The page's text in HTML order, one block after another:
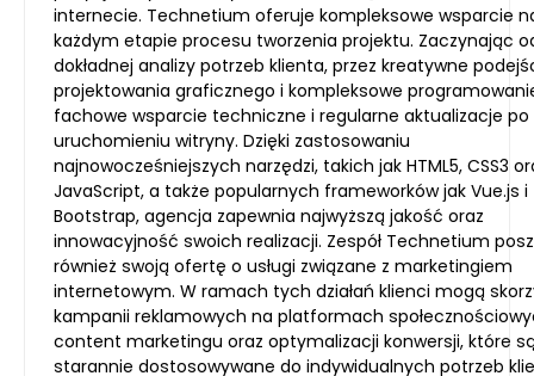
internecie. Technetium oferuje kompleksowe wsparcie
każdym etapie procesu tworzenia projektu. Zaczynając
dokładnej analizy potrzeb klienta, przez kreatywne
projektowania graficznego i kompleksowe
fachowe wsparcie techniczne i regularne aktualizacje po
uruchomieniu witryny. Dzięki zastosowaniu
najnowocześniejszych narzędzi, takich jak HTML5, CSS3
JavaScript, a także popularnych frameworków jak Vue.js i
Bootstrap, agencja zapewnia najwyższą jakość oraz
innowacyjność swoich realizacji. Zespół Technetium
również swoją ofertę o usługi związane z marketingiem
internetowym. W ramach tych działań klienci mogą
kampanii reklamowych na platformach
content marketingu oraz optymalizacji konwersji, które
starannie dostosowywane do indywidualnych potrzeb